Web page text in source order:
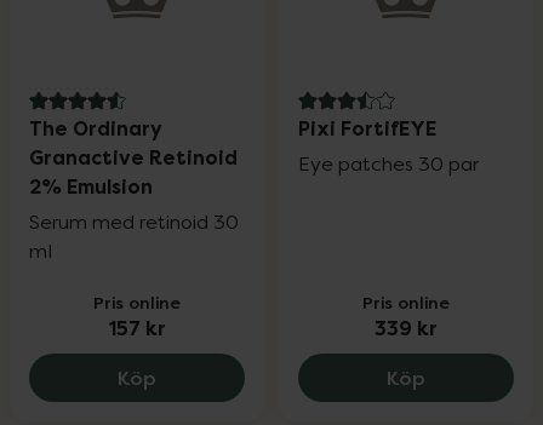
4.6 av 5 i omdöme
The Ordinary
Granactive Retinoid
2% Emulsion
Serum med retinoid 30
ml
Pris online
157 kr
Köp The Ordinary Granactive Retinoid 2%
3.5 av 5 i omdöme
Pixi FortifEYE
Eye patches 30 par
Pris online
339 kr
Köp Pixi